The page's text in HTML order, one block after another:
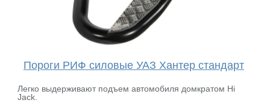
Пороги РИФ силовые УАЗ Хантер стандарт
Легко выдерживают подъем автомобиля домкратом Hi
Jack.